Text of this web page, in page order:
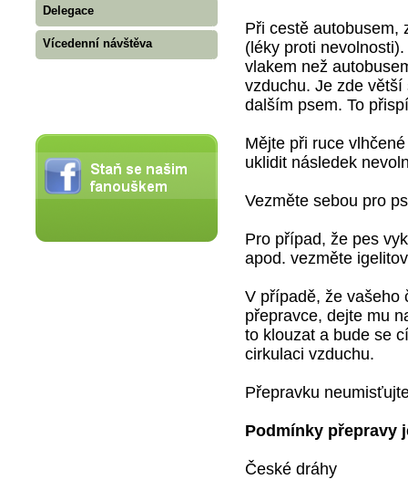
Delegace
Vícedenní návštěva
Při cestě autobusem,
(léky proti
vlakem než
vzduchu. Je zde
dalším psem. To
Mějte při ruce
uklidit následek
Vezměte sebou pro
Pro případ, že pes
apod. vezměte
V případě, že vašeho
přepravce, dejte mu
to klouzat a bude se
cirkulaci vzduchu.
Přepravku
Podmínky přepravy
České dráhy